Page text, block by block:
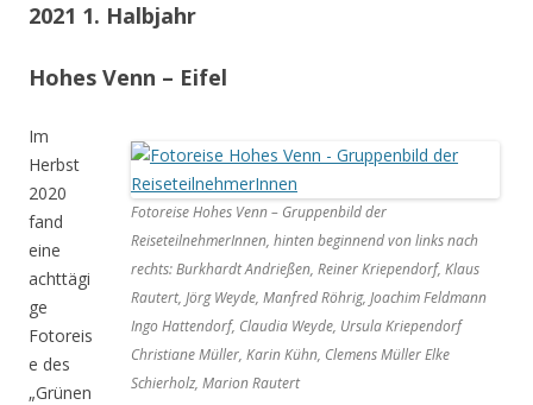
2021 1. Halbjahr
Hohes Venn – Eifel
Fotoreise Hohes Venn – Gruppenbild der
ReiseteilnehmerInnen, hinten beginnend von links nach
rechts: Burkhardt Andrießen, Reiner Kriependorf, Klaus
Rautert, Jörg Weyde, Manfred Röhrig, Joachim Feldmann
Ingo Hattendorf, Claudia Weyde, Ursula Kriependorf
Christiane Müller, Karin Kühn, Clemens Müller Elke
Schierholz, Marion Rautert
Im
Herbst
2020
fand
eine
achttägi
ge
Fotoreis
e des
„Grünen